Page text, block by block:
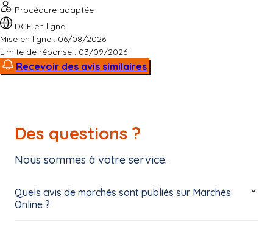
Procédure adaptée
DCE en ligne
Mise en ligne : 06/08/2026
Limite de réponse : 03/09/2026
Recevoir des avis similaires
Des questions ?
Nous sommes à votre service.
Quels avis de marchés sont publiés sur Marchés
Online ?